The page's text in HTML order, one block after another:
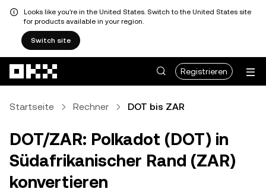
Looks like you're in the United States. Switch to the United States site
for products available in your region.
Switch site
Registrieren
Startseite Rechner DOT bis ZAR
DOT/ZAR: Polkadot (DOT) in
Südafrikanischer Rand (ZAR)
konvertieren